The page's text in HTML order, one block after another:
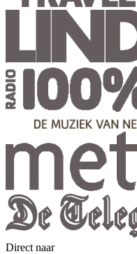
Direct naar